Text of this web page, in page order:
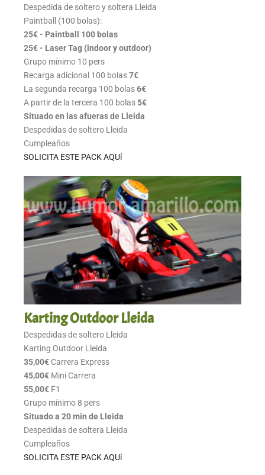
Despedida de soltero y soltera Lleida
Paintball (100 bolas):
25€- Paintball 100 bolas
25€ - Laser Tag (indoor y outdoor)
Grupo mínimo 10 pers
Recarga adicional 100 bolas7€
La segunda recarga 100 bolas6€
A partir de la tercera 100 bolas5€
Situado en las afueras de Lleida
Despedidas de soltero Lleida
Cumpleaños
SOLICITA ESTE PACK AQUí
Karting Outdoor Lleida
Despedidas de soltero Lleida
Karting Outdoor Lleida
35,00€ Carrera Express
45,00€ Mini Carrera
55,00€ F1
Grupo mínimo 8 pers
Situado a 20 min de Lleida
Despedidas de soltera Lleida
Cumpleaños
SOLICITA ESTE PACK AQUí